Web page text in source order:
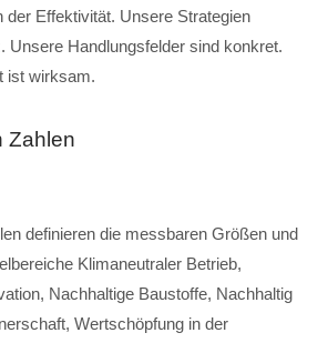
der Effektivität. Unsere Strategien
Unsere Handlungsfelder sind konkret.
ist wirksam.
Zahlen
definieren die messbaren Größen und
Klimaneutraler Betrieb,
Nachhaltige Baustoffe, Nachhaltig
Wertschöpfung in der